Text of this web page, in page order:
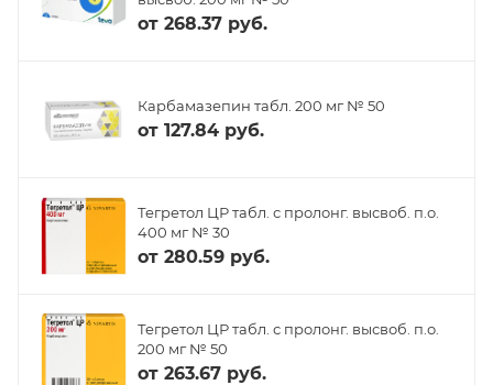
от 268.37 руб.
Карбамазепин табл. 200 мг № 50
от 127.84 руб.
Тегретол ЦР табл. с пролонг. высвоб. п.о.
400 мг № 30
от 280.59 руб.
Тегретол ЦР табл. с пролонг. высвоб. п.о.
200 мг № 50
от 263.67 руб.